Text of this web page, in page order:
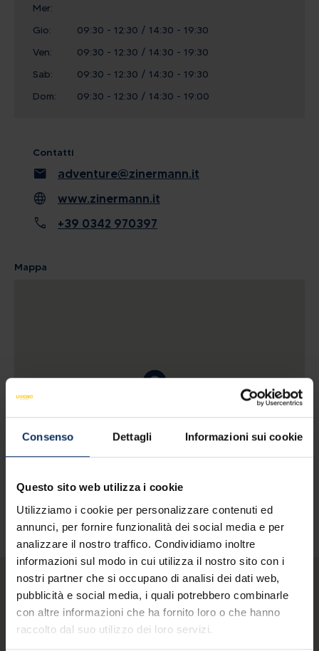
Consenso Dettagli Informazioni sui cookie
Questo sito web utilizza i cookie
Utilizziamo i cookie per personalizzare contenuti ed
annunci, per fornire funzionalità dei social media e per
analizzare il nostro traffico. Condividiamo inoltre
informazioni sul modo in cui utilizza il nostro sito con i
nostri partner che si occupano di analisi dei dati web,
pubblicità e social media, i quali potrebbero combinarle
con altre informazioni che ha fornito loro o che hanno
raccolto dal suo utilizzo dei loro servizi.
Mer:
Gio:
09:30 - 12:30 / 14:30 - 19:30
Ven:
09:30 - 12:30 / 14:30 - 19:30
Sab:
09:30 - 12:30 / 14:30 - 19:30
Dom:
09:30 - 12:30 / 14:30 - 19:00
Contatti
mail adventure@zinermann.it
language www.zinermann.it
call +39 0342 970397
Mappa
VEDI MAPPA
Potresti essere
interessato anche a